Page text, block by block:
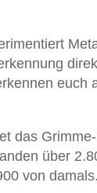
euch
das
über
von